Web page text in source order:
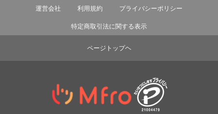
運営会社 利用規約 プライバシーポリシー
特定商取引法に関する表示
ページトップヘ